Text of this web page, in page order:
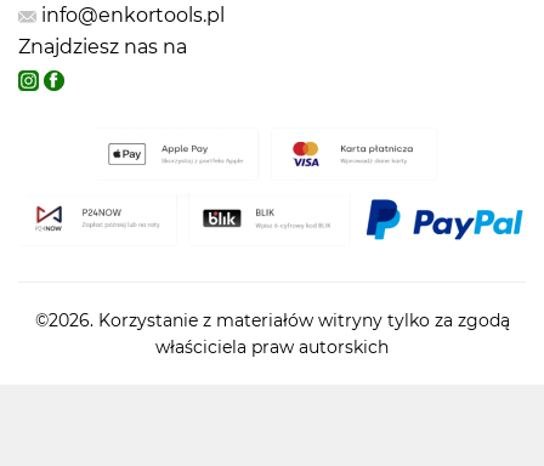
info@enkortools.pl
Znajdziesz nas na
©2026. Korzystanie z materiałów witryny tylko za zgodą
właściciela praw autorskich